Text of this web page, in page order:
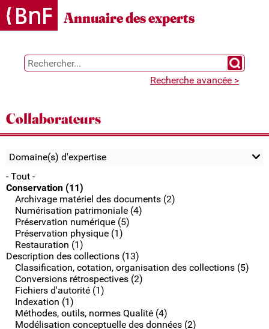
Gestion des cookies
Annuaire des experts
Chercher
Recherche avancée >
Collaborateurs
Domaine(s) d'expertise
- Tout -
Conservation (11)
Archivage matériel des documents (2)
Numérisation patrimoniale (4)
Préservation numérique (5)
Préservation physique (1)
Restauration (1)
Description des collections (13)
Classification, cotation, organisation des collections (5)
Conversions rétrospectives (2)
Fichiers d'autorité (1)
Indexation (1)
Méthodes, outils, normes Qualité (4)
Modélisation conceptuelle des données (2)